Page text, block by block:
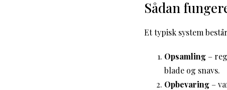
Sådan
Et typisk system
Opsamling –
blade og snavs.
Opbevaring –